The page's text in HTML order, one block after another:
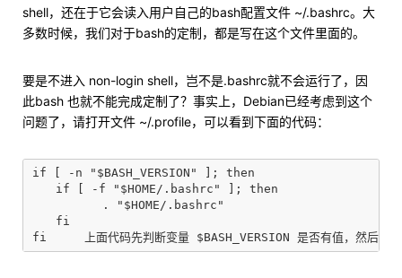
shell，还在于它会读入用户自己的bash配置文件 ~/.bashrc。大
多数时候，我们对于bash的定制，都是写在这个文件里面的。
要是不进入 non-login shell，岂不是.bashrc就不会运行了，因
此bash 也就不能完成定制了？事实上，Debian已经考虑到这个
问题了，请打开文件 ~/.profile，可以看到下面的代码：
if [ -n "$BASH_VERSION" ]; then
if [ -f "$HOME/.bashrc" ]; then
. "$HOME/.bashrc"
fi